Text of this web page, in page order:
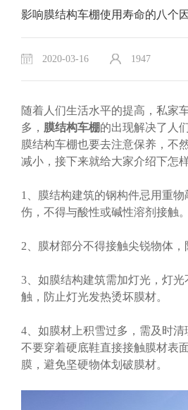
影响膜结构车棚使用寿命的八个
2020-03-16 1947
随着人们生活水平的提高，私家
多， 膜结构车棚的出现解决了人
膜结构车棚也要去注意保养，不
减小，接下来就给大家介绍下怎
1、膜结构建筑的钢构件忌用重物
伤，不得与酸性或碱性溶剂接触。
2、膜材部分不得接触尖锐物体，
3、如膜结构建筑需加灯光，灯
触，防止灯光发热烫坏膜材。
4、如膜材上积雪过多，需及时清
不要穿着硬底鞋直接接触膜材表
膜，避免坚硬物体划破膜材。